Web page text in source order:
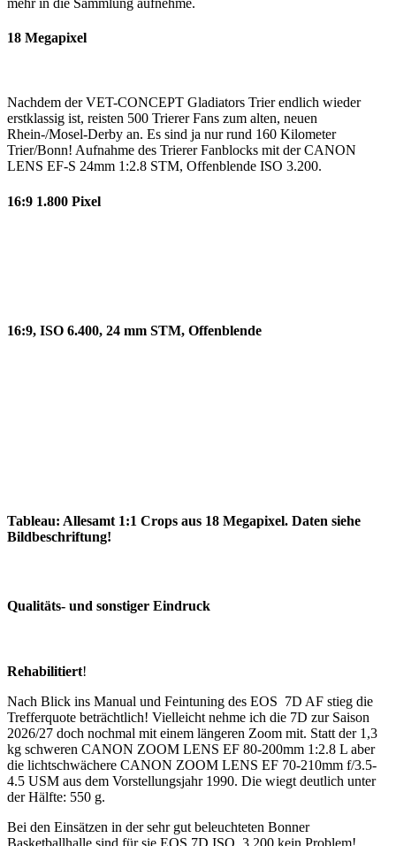
18 Megapixel
Nachdem der VET-CONCEPT Gladiators Trier endlich wieder
erstklassig ist, reisten 500 Trierer Fans zum alten, neuen
Rhein-/Mosel-Derby an. Es sind ja nur rund 160 Kilometer
Trier/Bonn! Aufnahme des Trierer Fanblocks mit der CANON
LENS EF-S 24mm 1:2.8 STM, Offenblende ISO 3.200.
16:9 1.800 Pixel
16:9, ISO 6.400, 24 mm STM, Offenblende
Tableau: Allesamt 1:1 Crops aus 18 Megapixel. Daten siehe
Bildbeschriftung!
Qualitäts- und sonstiger Eindruck
Rehabilitiert!
Nach Blick ins Manual und Feintuning des EOS 7D AF stieg die
Trefferquote beträchtlich! Vielleicht nehme ich die 7D zur Saison
2026/27 doch nochmal mit einem längeren Zoom mit. Statt der 1,3
kg schweren CANON ZOOM LENS EF 80-200mm 1:2.8 L aber
die lichtschwächere CANON ZOOM LENS EF 70-210mm f/3.5-
4.5 USM aus dem Vorstellungsjahr 1990. Die wiegt deutlich unter
der Hälfte: 550 g.
Bei den Einsätzen in der sehr gut beleuchteten Bonner
Basketballhalle sind für sie EOS 7D ISO 3.200 kein Problem!